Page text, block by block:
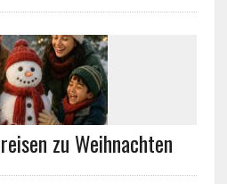
zu Weihnachten